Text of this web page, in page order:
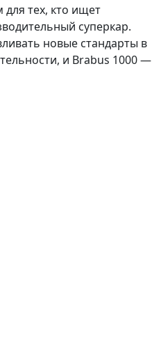
тех, кто ищет
суперкар.
новые стандарты в
и Brabus 1000 —